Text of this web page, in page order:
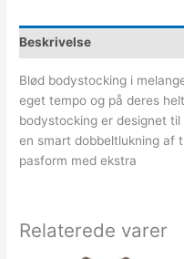
Beskrivelse
Blød bodystocking i
eget tempo og på deres
bodystocking er designet
en smart dobbeltlukning af
pasform med ekstra
Relaterede varer